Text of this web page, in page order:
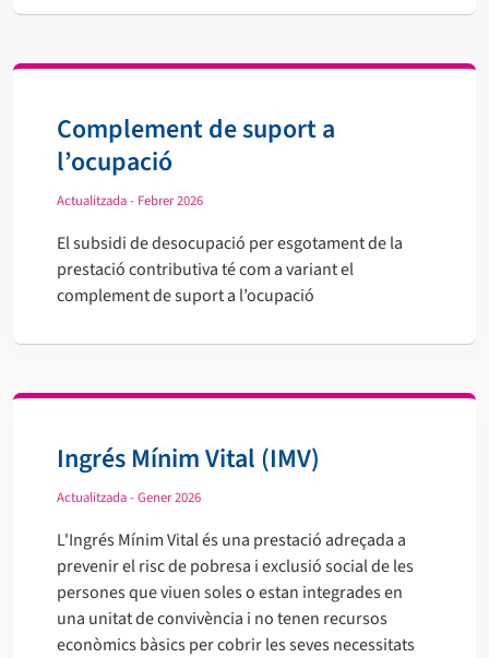
Complement de suport a
l’ocupació
Actualitzada - Febrer 2026
El subsidi de desocupació per esgotament de la
prestació contributiva té com a variant el
complement de suport a l’ocupació
Ingrés Mínim Vital (IMV)
Actualitzada - Gener 2026
L'Ingrés Mínim Vital és una prestació adreçada a
prevenir el risc de pobresa i exclusió social de les
persones que viuen soles o estan integrades en
una unitat de convivència i no tenen recursos
econòmics bàsics per cobrir les seves necessitats